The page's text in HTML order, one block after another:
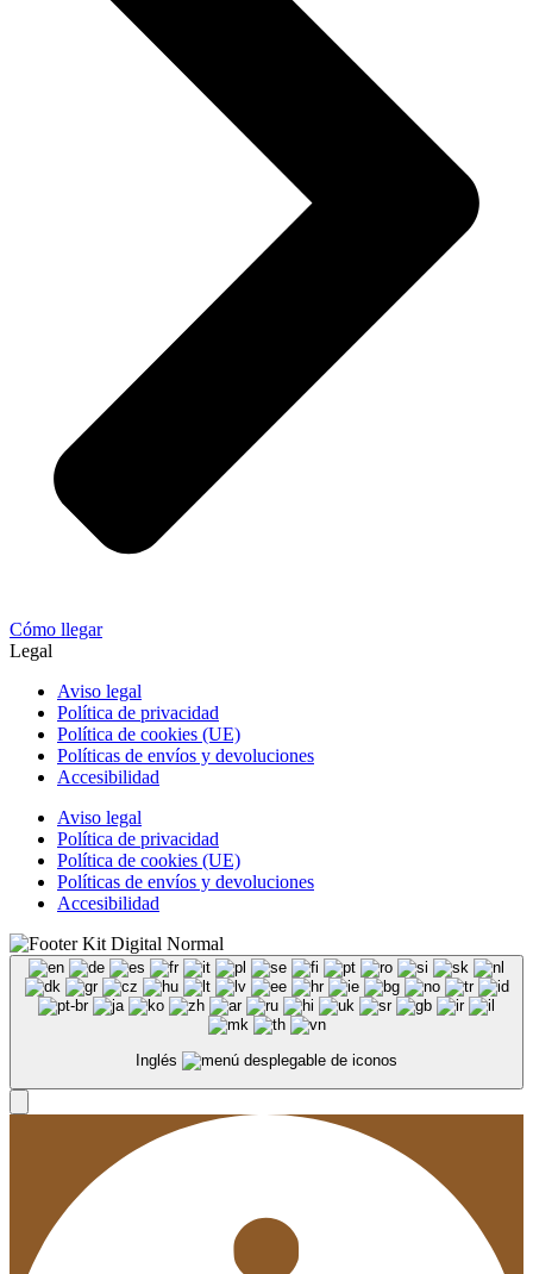
Cómo llegar
Legal
Aviso legal
Política de privacidad
Política de cookies (UE)
Políticas de envíos y devoluciones
Accesibilidad
Aviso legal
Política de privacidad
Política de cookies (UE)
Políticas de envíos y devoluciones
Accesibilidad
Inglés